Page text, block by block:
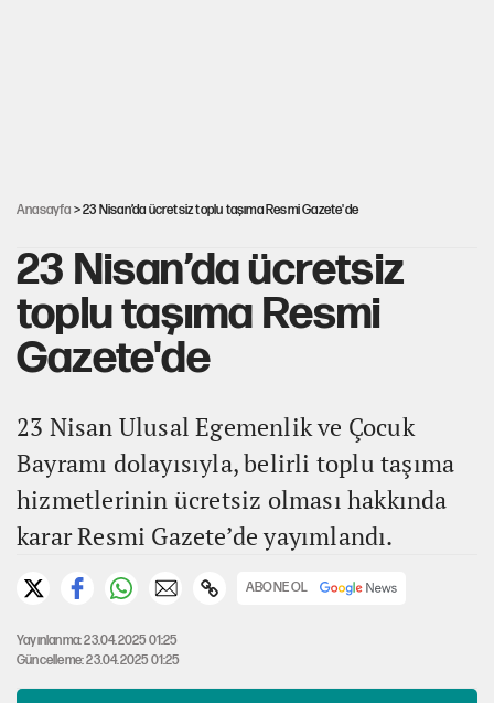
Anasayfa > 23 Nisan’da ücretsiz toplu taşıma Resmi Gazete'de
23 Nisan’da ücretsiz
toplu taşıma Resmi
Gazete'de
23 Nisan Ulusal Egemenlik ve Çocuk
Bayramı dolayısıyla, belirli toplu taşıma
hizmetlerinin ücretsiz olması hakkında
karar Resmi Gazete’de yayımlandı.
ABONE OL
Yayınlanma: 23.04.2025 01:25
Güncelleme: 23.04.2025 01:25